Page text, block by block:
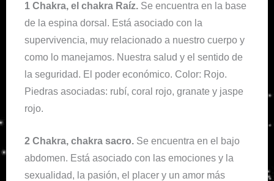
1 Chakra, el chakra Raíz. Se encuentra en la base
de la espina dorsal. Está asociado con la
supervivencia, muy relacionado a nuestro cuerpo y
como lo manejamos. Nuestra salud y el sentido de
la seguridad. El poder económico. Color: Rojo.
Piedras asociadas: rubí, coral rojo, granate y jaspe
rojo.
2 Chakra, chakra sacro. Se encuentra en el bajo
abdomen. Está asociado con las emociones y la
sexualidad, la pasión, el placer y un amor más